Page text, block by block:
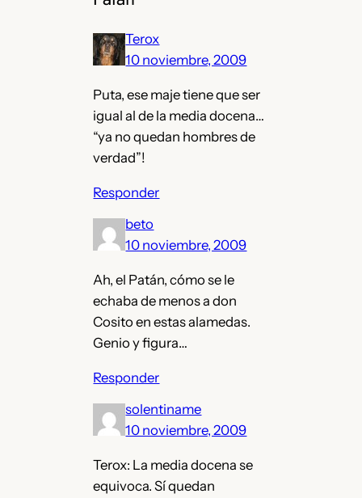
Terox
10 noviembre, 2009
Puta, ese maje tiene que ser
igual al de la media docena…
“ya no quedan hombres de
verdad”!
Responder
beto
10 noviembre, 2009
Ah, el Patán, cómo se le
echaba de menos a don
Cosito en estas alamedas.
Genio y figura…
Responder
solentiname
10 noviembre, 2009
Terox: La media docena se
equivoca. Sí quedan